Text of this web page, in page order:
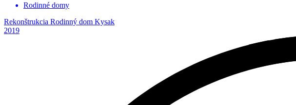
Rodinné domy
Rekonštrukcia Rodinný dom Kysak
2019